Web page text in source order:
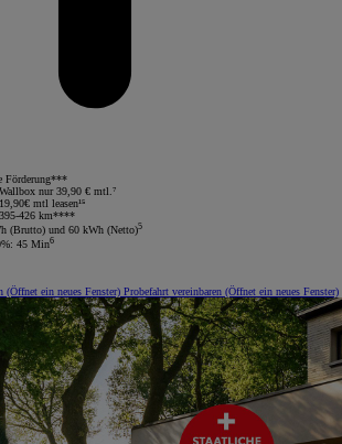
Förderung***
nur 39,90 € mtl.⁷
mtl leasen¹⁵
395-426 km****
(Brutto) und 60 kWh (Netto)5
45 Min6
(Öffnet ein neues Fenster) Probefahrt vereinbaren (Öffnet ein neues Fenster)